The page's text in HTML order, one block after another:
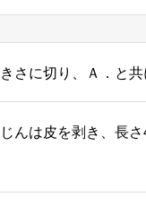
さに切り、Ａ．と共
んは皮を剥き、長